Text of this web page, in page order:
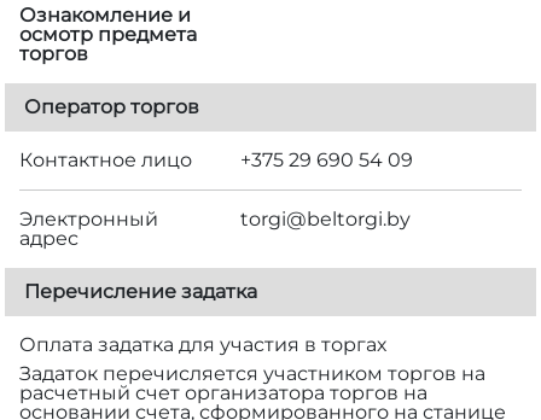
Ознакомление и
осмотр предмета
торгов
Оператор торгов
Контактное лицо +375 29 690 54 09
Электронный
адрес
torgi@beltorgi.by
Перечисление задатка
Оплата задатка для участия в торгах
Задаток перечисляется участником торгов на
расчетный счет организатора торгов на
основании счета, сформированного на станице